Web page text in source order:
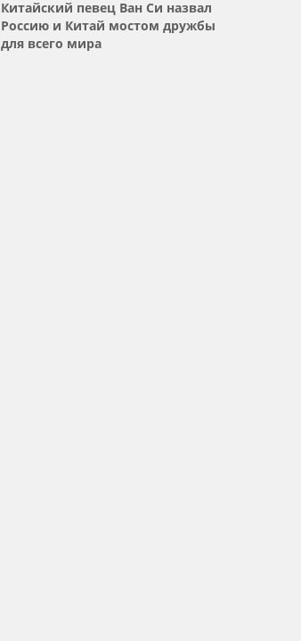
Китайский певец Ван Си назвал
Россию и Китай мостом дружбы
для всего мира